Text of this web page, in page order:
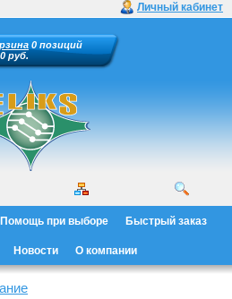
Личный кабинет
0 позиций
руб.
Помощь при выборе Быстрый заказ
Новости О компании